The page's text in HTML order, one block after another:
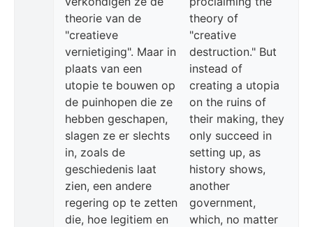
theorie van de
"creatieve
vernietiging". Maar in
plaats van een
utopie te bouwen op
de puinhopen die ze
hebben geschapen,
slagen ze er slechts
in, zoals de
geschiedenis laat
zien, een andere
regering op te zetten
die, hoe legitiem en
theory of
"creative
destruction." But
instead of
creating a utopia
on the ruins of
their making, they
only succeed in
setting up, as
history shows,
another
government,
which, no matter